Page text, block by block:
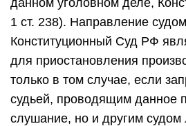
данном уголовном деле,
1 ст. 238). Направление
Конституционный Суд РФ
для приостановления
только в том случае, если
судьей, проводящим данное
слушание, но и другим судом